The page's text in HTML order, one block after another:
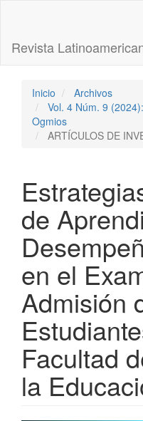
principal
Barra
Revista
Inicio
Archivos
Vol. 4 Núm. 9
Ogmios
ARTÍCULOS DE
de
en el
Admisión
Facultad
la